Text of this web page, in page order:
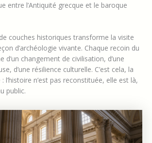
entre l’Antiquité grecque et le baroque
couches historiques transforme la visite
d’archéologie vivante. Chaque recoin du
d’un changement de civilisation, d’une
d’une résilience culturelle. C’est cela, la
l’histoire n’est pas reconstituée, elle est là,
public.